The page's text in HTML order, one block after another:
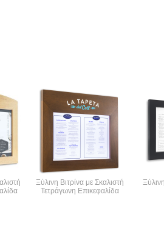
Ξύλινη Βιτρίνα με Σκαλιστή
Τετράγωνη Επικεφαλίδα